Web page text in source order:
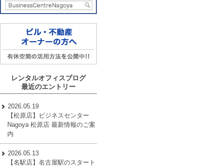
レンタルオフィスブログ
最近のエントリー
2026.05.19
【松原店】ビジネスセンター
Nagoya 松原店 最新情報のご案
内
2026.05.13
【名駅店】名古屋駅のスタート